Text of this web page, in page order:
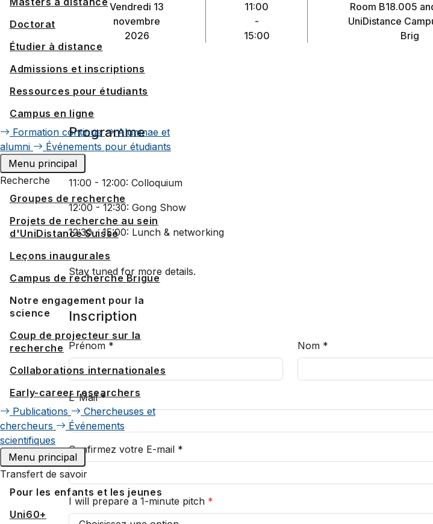
Doctorat
Étudier à distance
Admissions et inscriptions
Ressources pour étudiants
Campus en ligne
Formation continue
Alumnae et
alumni
Événements pour étudiants
Menu principal
Recherche
Groupes de recherche
Projets de recherche au sein
d'UniDistance Suisse
Leçons inaugurales
Campus de recherche Brigue
Notre engagement pour la
science
Coup de projecteur sur la
recherche
Collaborations internationales
Early-career researchers
Publications
Chercheuses et
chercheurs
Événements
scientifiques
Menu principal
Transfert de savoir
Pour les enfants et les jeunes
Uni60+
vendredi 13
novembre
2026
11:00
-
15:00
Room B18.005 and online,
UniDistance
Brig
Programme
11:00 - 12:00: Colloquium
12:00 - 12:30: Gong Show
12:30 - 15:00: Lunch & networking
Stay tuned for more details.
Inscription
Prénom * Nom *
E-Mail*
Confirmez votre E-mail *
I will prepare a 1-minute pitch *